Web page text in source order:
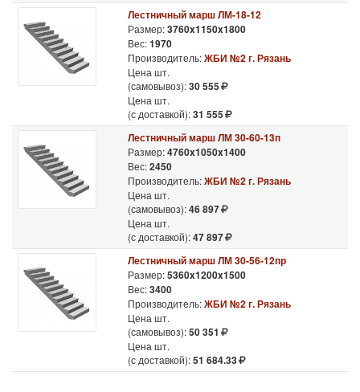
Лестничный марш ЛМ-18-12
Размер:3760x1150x1800
Вес:1970
Производитель:ЖБИ №2 г. Рязань
Цена шт.
(самовывоз):30 555
Цена шт.
(с доставкой):31 555
Лестничный марш ЛМ 30-60-13п
Размер:4760x1050x1400
Вес:2450
Производитель:ЖБИ №2 г. Рязань
Цена шт.
(самовывоз):46 897
Цена шт.
(с доставкой):47 897
Лестничный марш ЛМ 30-56-12пр
Размер:5360x1200x1500
Вес:3400
Производитель:ЖБИ №2 г. Рязань
Цена шт.
(самовывоз):50 351
Цена шт.
(с доставкой):51 684.33